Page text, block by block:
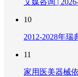
艾媒咨询 |
10
2012-2028年
11
家用医美器械